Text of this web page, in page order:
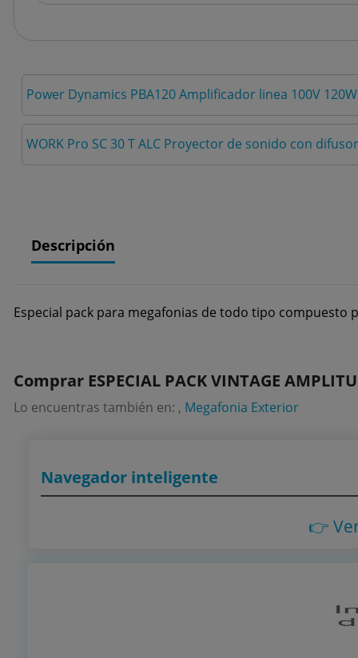
Power Dynamics PBA120 Amplificador linea 100V
WORK Pro SC 30 T ALC Proyector de sonido con
Descripción
Especial pack para megafonias de todo tipo
Comprar ESPECIAL PACK VINTAGE
Lo encuentras también en: , Megafonia Exterior
Navegador inteligente
👉